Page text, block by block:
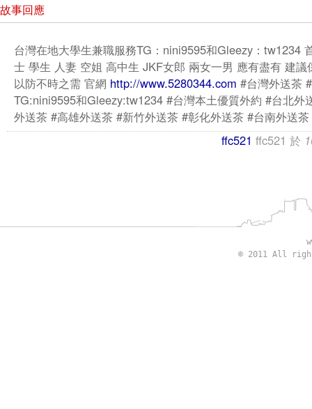
故事回應
台灣在地大學生兼職服務TG：nini9595和Gleezy：tw1234
士 學生 人妻 空姐 高中生 JKF女郎 兩女一男 應有盡有 建議
以防不時之需 官網 http://www.5280344.com #台灣外送茶
TG:nini9595和Gleezy:tw1234 #台灣本土優質外約 #台北外
外送茶 #高雄外送茶 #新竹外送茶 #彰化外送茶 #台南外送茶
ffc521 ffc521 於
© 2011 All